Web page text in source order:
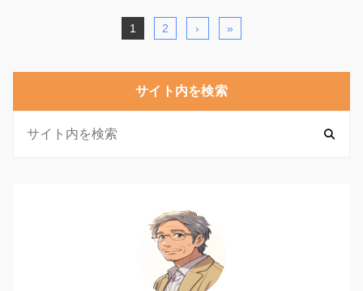
1 2 › »
サイト内を検索